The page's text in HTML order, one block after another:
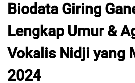
Biodata Giring
Lengkap Umur &
Vokalis Nidji yang
2024